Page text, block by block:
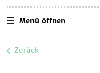
Menü öffnen
Zurück